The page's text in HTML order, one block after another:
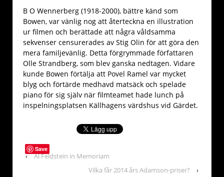
B O Wennerberg (1918-2000), bättre känd som
Bowen, var vänlig nog att återteckna en illustration
ur filmen och berättade att några våldsamma
sekvenser censurerades av Stig Olin för att göra den
mera familjevänlig. Detta förgrymmade författaren
Olle Strandberg, som blev ganska nedtagen. Vidare
kunde Bowen förtälja att Povel Ramel var mycket
blyg och förtärde medhavd matsäck och spelade
piano för sig själv när filmteamet hade lunch på
inspelningsplatsen Källhagens värdshus vid Gärdet.
Save
‹ Al Feldstein in Memoriam
Vilka får 2014 års Adamson-priser?
›